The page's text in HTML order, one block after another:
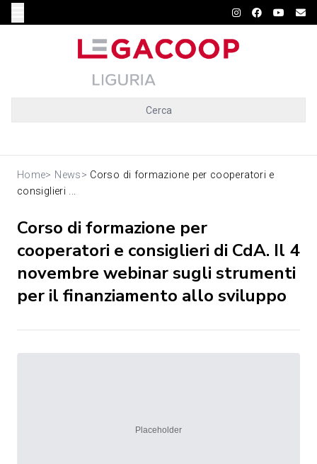
Cerca
Home> News> Corso di formazione per cooperatori e
consiglieri ...
Corso di formazione per
cooperatori e consiglieri di CdA. Il 4
novembre webinar sugli strumenti
per il finanziamento allo sviluppo